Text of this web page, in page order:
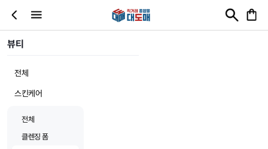
뷰티
전체
스킨케어
전체
클렌징 폼